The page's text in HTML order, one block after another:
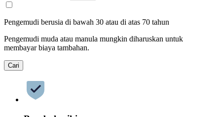
Pengemudi berusia di bawah 30 atau di atas 70 tahun
Pengemudi muda atau manula mungkin diharuskan untuk
membayar biaya tambahan.
Cari